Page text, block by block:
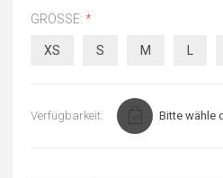
GRÖSSE: *
XS S M
Verfügbarkeit: Bitte wähle